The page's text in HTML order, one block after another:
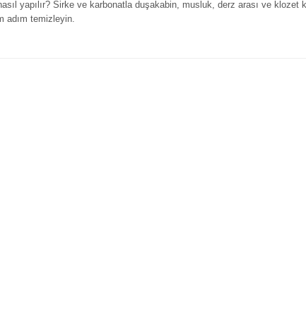
yapılır? Sirke ve karbonatla duşakabin, musluk, derz arası ve klozet
adım temizleyin.